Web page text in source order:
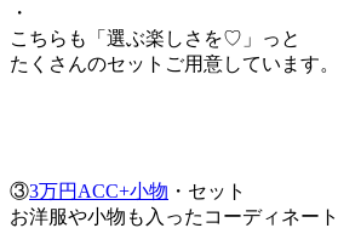
・
こちらも「選ぶ楽しさを♡」っと
たくさんのセットご用意しています。
③3万円ACC+小物 ・セット
お洋服や小物も入ったコーディネー